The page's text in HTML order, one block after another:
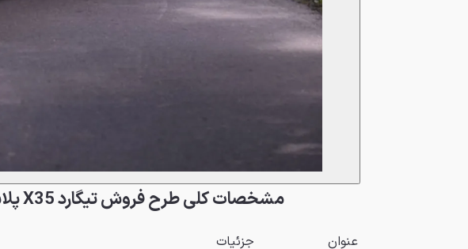
مشخصات کلی طرح فروش تیگارد X35 پلاس
عنوان
جزئیات